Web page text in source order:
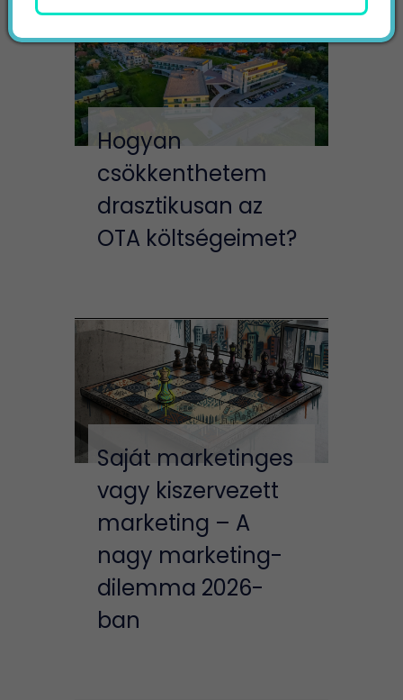
Hogyan
csökkenthetem
drasztikusan az
OTA költségeimet?
Saját marketinges
vagy kiszervezett
marketing – A
nagy marketing-
dilemma 2026-
ban